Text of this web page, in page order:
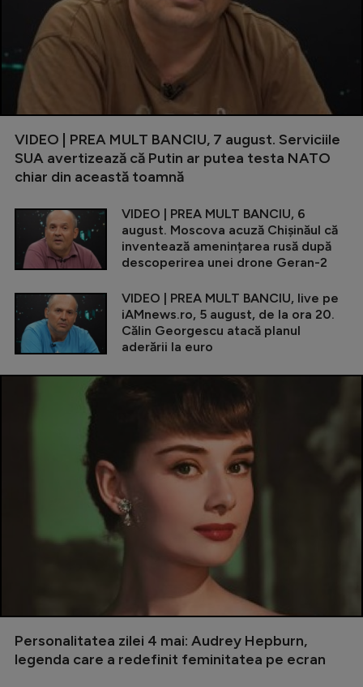
VIDEO | PREA MULT BANCIU, 7 august. Serviciile
SUA avertizează că Putin ar putea testa NATO
chiar din această toamnă
VIDEO | PREA MULT BANCIU, 6
august. Moscova acuză Chișinăul că
inventează amenințarea rusă după
descoperirea unei drone Geran-2
VIDEO | PREA MULT BANCIU, live pe
iAMnews.ro, 5 august, de la ora 20.
Călin Georgescu atacă planul
aderării la euro
Personalitatea zilei 4 mai: Audrey Hepburn,
legenda care a redefinit feminitatea pe ecran